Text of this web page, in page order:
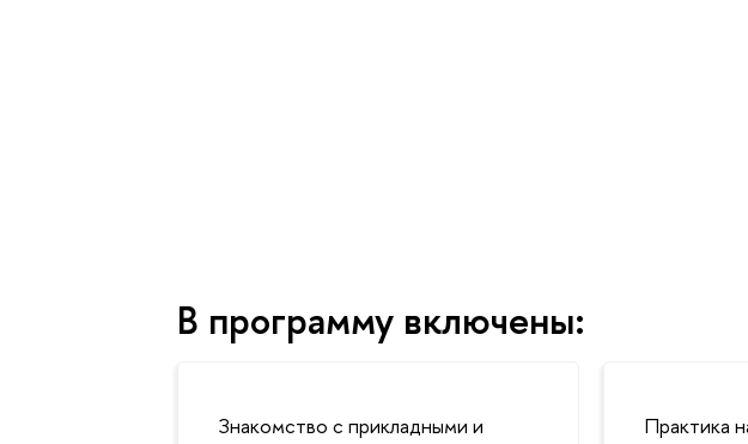
В программу включены:
Знакомство с прикладными и
Практика